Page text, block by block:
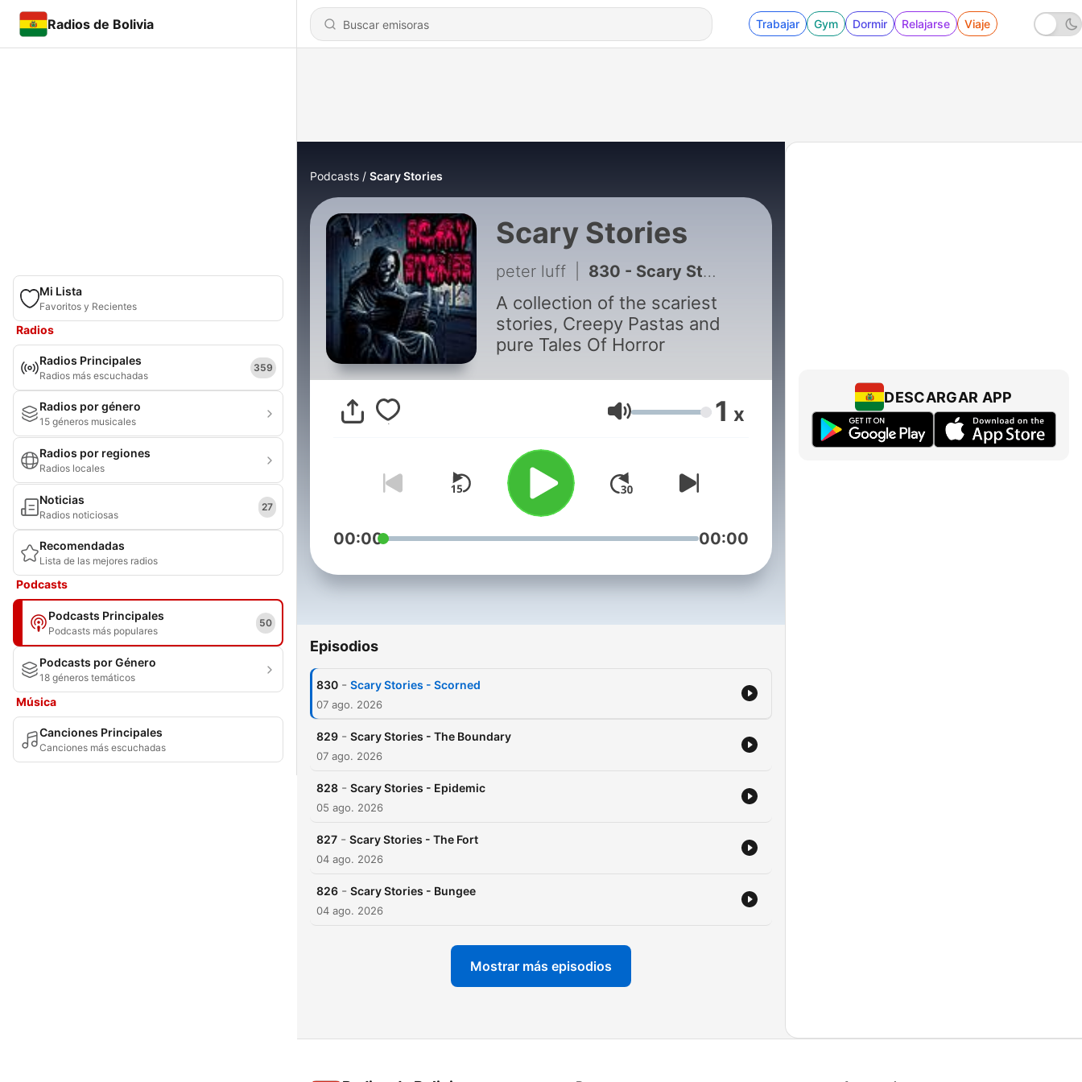
Radios de Bolivia Trabajar Gym Dormir Relajarse Viaje
Mi Lista
Favoritos y Recientes
Radios
Radios Principales
Radios más escuchadas
359
Radios por género
15 géneros musicales
Radios por regiones
Radios locales
Noticias
Radios noticiosas
27
Recomendadas
Lista de las mejores radios
Podcasts
Podcasts Principales
Podcasts más populares
50
Podcasts por Género
18 géneros temáticos
Música
Canciones Principales
Canciones más escuchadas
Podcasts Scary Stories
Scary Stories
peter luff 830 - Scary Stories - Scorned
A collection of the scariest
stories, Creepy Pastas and
pure Tales Of Horror
Volumen 1 x
00:00 00:00
Episodios
830 - Scary Stories - Scorned
07 ago. 2026
829 - Scary Stories - The Boundary
07 ago. 2026
828 - Scary Stories - Epidemic
05 ago. 2026
827 - Scary Stories - The Fort
04 ago. 2026
826 - Scary Stories - Bungee
04 ago. 2026
Mostrar más episodios
DESCARGAR APP